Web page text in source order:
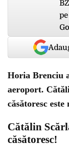
Horia Brenciu
aeroport.
căsătoresc
Cătălin
căsătoresc!